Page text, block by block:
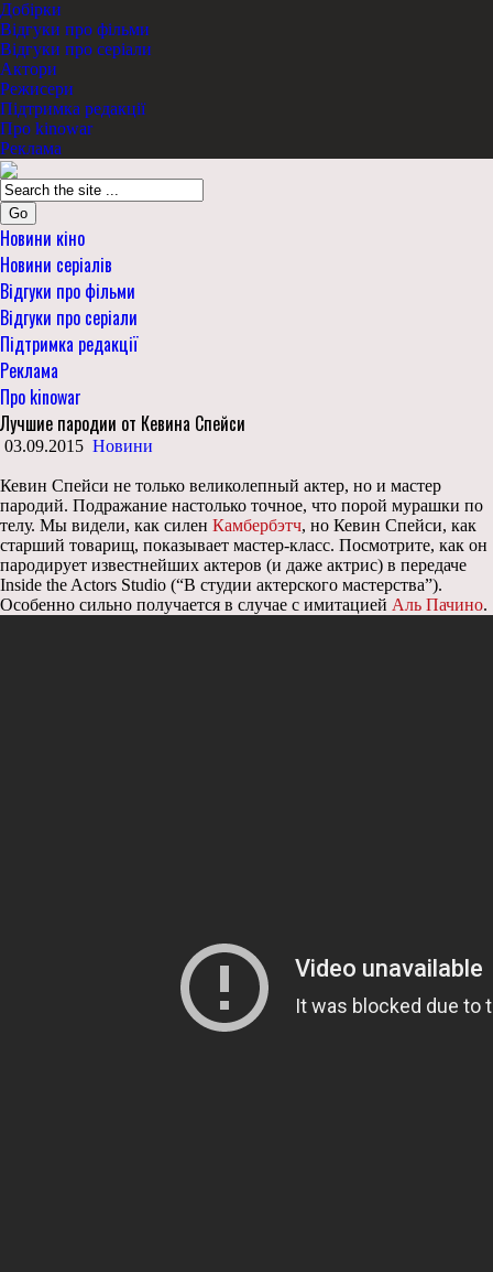
Добірки
Відгуки про фільми
Відгуки про серіали
Актори
Режисери
Підтримка редакції
Про kinowar
Реклама
Go
Новини кіно
Новини серіалів
Відгуки про фільми
Відгуки про серіали
Підтримка редакції
Реклама
Про kinowar
Лучшие пародии от Кевина Спейси
03.09.2015 Новини
Кевин Спейси не только великолепный актер, но и мастер
пародий. Подражание настолько точное, что порой мурашки по
телу. Мы видели, как силен Камбербэтч, но Кевин Спейси, как
старший товарищ, показывает мастер-класс. Посмотрите, как он
пародирует известнейших актеров (и даже актрис) в передаче
Inside the Actors Studio (“В студии актерского мастерства”).
Особенно сильно получается в случае с имитацией Аль Пачино.